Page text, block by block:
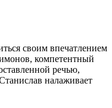
своим впечатлением
компетентный
речью,
налаживает